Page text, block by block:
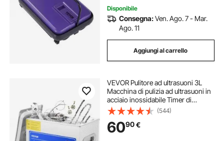
Disponibile
Consegna:Ven. Ago. 7 - Mar.
Ago. 11
Aggiungi al carrello
VEVOR Pulitore ad ultrasuoni 3L
Macchina di pulizia ad ultrasuoni in
acciaio inossidabile Timer di
riscaldamento digitale Pulizia gioielli
per uso domestico personale
commerciale
(544)
6090€